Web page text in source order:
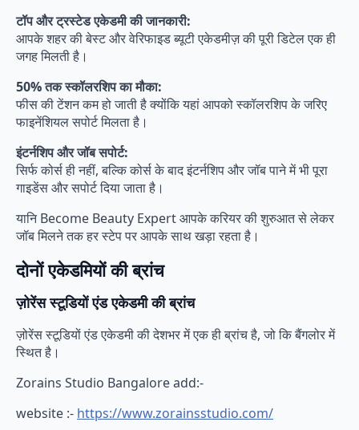
टॉप और ट्रस्टेड एकेडमी की जानकारी:
आपके शहर की बेस्ट और वेरिफाइड ब्यूटी एकेडमीज़ की पूरी डिटेल एक ही
जगह मिलती है।
50% तक स्कॉलरशिप का मौका:
फीस की टेंशन कम हो जाती है क्योंकि यहां आपको स्कॉलरशिप के जरिए
फाइनेंशियल सपोर्ट मिलता है।
इंटर्नशिप और जॉब सपोर्ट:
सिर्फ कोर्स ही नहीं, बल्कि कोर्स के बाद इंटर्नशिप और जॉब पाने में भी पूरा
गाइडेंस और सपोर्ट दिया जाता है।
यानि Become Beauty Expert आपके करियर की शुरुआत से लेकर
जॉब मिलने तक हर स्टेप पर आपके साथ खड़ा रहता है।
दोनों एकेडमियों की ब्रांच
ज़ोरेंस स्टूडियों एंड एकेडमी की ब्रांच
ज़ोरेंस स्टूडियों एंड एकेडमी की देशभर में एक ही ब्रांच है, जो कि बैंगलोर में
स्थित है।
Zorains Studio Bangalore add:-
website :- https://www.zorainsstudio.com/